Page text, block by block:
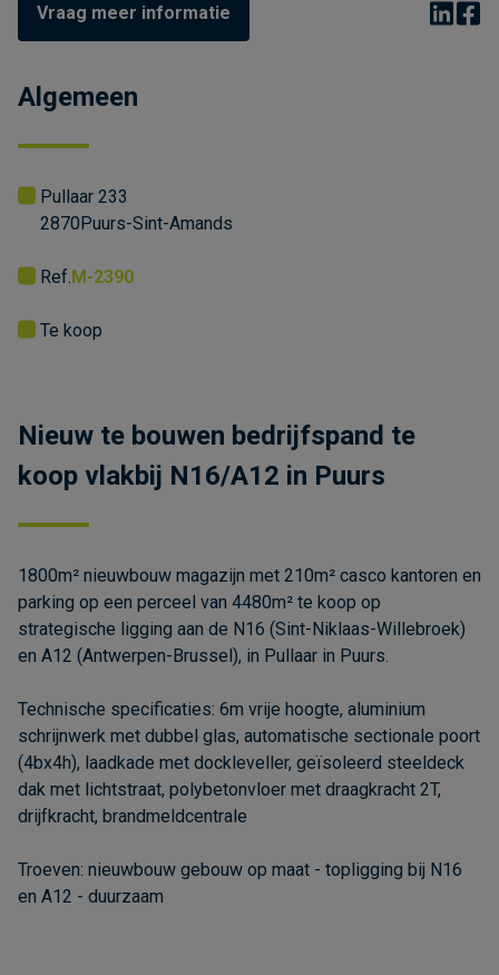
Vraag meer informatie
Algemeen
Puurs-Sint-Amands
2870
Pullaar 233
Ref. M-2390
Te koop
Nieuw te bouwen bedrijfspand te
koop vlakbij N16/A12 in Puurs
1800m² nieuwbouw magazijn met 210m² casco kantoren en
parking op een perceel van 4480m² te koop op
strategische ligging aan de N16 (Sint-Niklaas-Willebroek)
en A12 (Antwerpen-Brussel), in Pullaar in Puurs.
Technische specificaties: 6m vrije hoogte, aluminium
schrijnwerk met dubbel glas, automatische sectionale poort
(4bx4h), laadkade met dockleveller, geïsoleerd steeldeck
dak met lichtstraat, polybetonvloer met draagkracht 2T,
drijfkracht, brandmeldcentrale
Troeven: nieuwbouw gebouw op maat - topligging bij N16
en A12 - duurzaam